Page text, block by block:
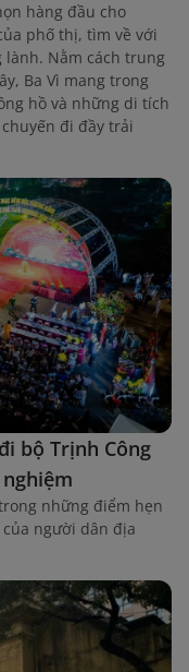
hàng đầu cho
phố thị, tìm về với
Nằm cách trung
Ba Vì mang trong
hồ và những di tích
đi đầy trải
bộ Trịnh Công
những điểm hẹn
người dân địa